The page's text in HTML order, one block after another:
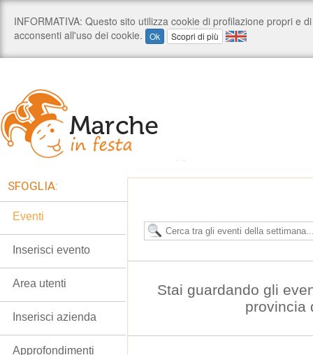
Stai guardando gli
provincia
SFOGLIA:
Eventi
Inserisci evento
Area utenti
Inserisci azienda
Approfondimenti